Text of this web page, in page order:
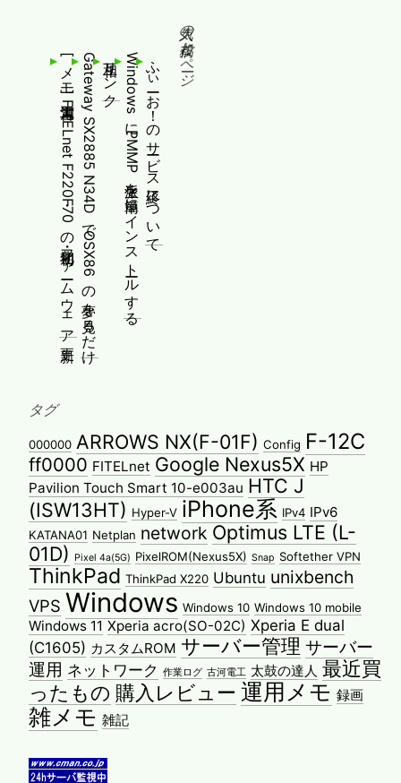
人気の投稿とページ
ふぃーお！のサービス終了について
WindowsにPMMP派生を簡単にインストールする
相互リンク
Gateway SX2885 N34DでOSX86の夢を見るだけ
[メモ]古河電工 FITELnet F220・F70の初期化・ファームウェア更新
タグ
000000 ARROWS NX(F-01F) Config F-12C
ff0000 FITELnet Google Nexus5X HP
Pavilion Touch Smart 10-e003au HTC J
(ISW13HT) Hyper-V iPhone系 IPv4 IPv6
KATANA01 Netplan network Optimus LTE (L-
01D)
Pixel 4a(5G) PixelROM(Nexus5X) Snap Softether VPN
ThinkPad ThinkPad X220 Ubuntu unixbench
VPS Windows Windows 10 Windows 10 mobile
Windows 11 Xperia acro(SO-02C) Xperia E dual
(C1605) カスタムROM サーバー管理 サーバー
運用 ネットワーク 作業ログ 古河電工 太鼓の達人 最近買
ったもの 購入レビュー 運用メモ 録画
雑メモ 雑記